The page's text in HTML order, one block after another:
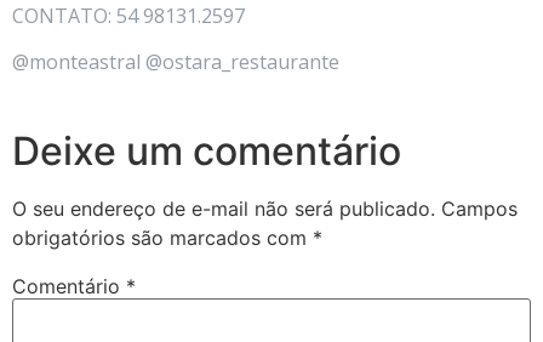
CONTATO: 54 98131.2597
@monteastral @ostara_restaurante
Deixe um comentário
O seu endereço de e-mail não será publicado. Campos
obrigatórios são marcados com *
Comentário *